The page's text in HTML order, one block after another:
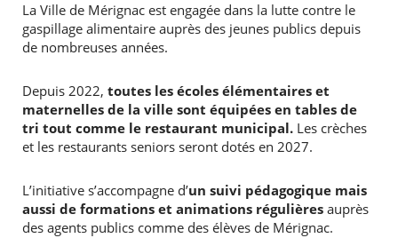
La Ville de Mérignac est engagée dans la lutte contre le
gaspillage alimentaire auprès des jeunes publics depuis
de nombreuses années.
Depuis 2022, toutes les écoles élémentaires et
maternelles de la ville sont équipées en tables de
tri tout comme le restaurant municipal.Les crèches
et les restaurants seniors seront dotés en 2027.
L’initiative s’accompagne d’un suivi pédagogique mais
aussi de formations et animations régulièresauprès
des agents publics comme des élèves de Mérignac.